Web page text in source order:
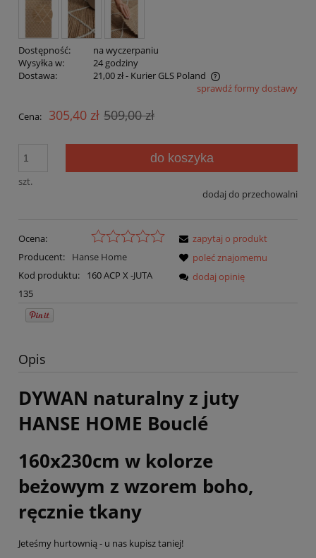
Dostępność:
na wyczerpaniu
Wysyłka w:
24 godziny
Dostawa:
21,00 zł- Kurier GLS Poland
Cena nie zawiera ewentualnych kosztów płatnościsprawdź formy dostawy
Cena: 305,40 zł 509,00 zł
szt.
do koszyka
dodaj do przechowalni
Ocena:
Producent:
Hanse Home
Kod produktu:
160 ACP X -JUTA
135
zapytaj o produkt
poleć znajomemu
dodaj opinię
Opis
DYWAN naturalny z juty
HANSE HOME Bouclé
160x230cm w kolorze
beżowym z wzorem boho,
ręcznie tkany
Jeteśmy hurtownią - u nas kupisz taniej!